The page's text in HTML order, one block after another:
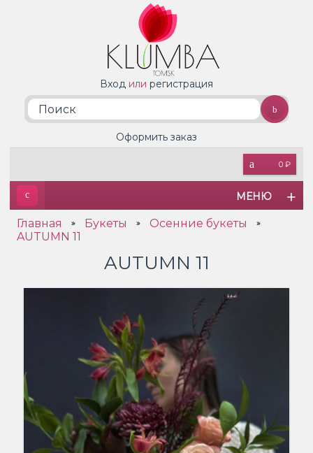
Вход или регистрация
0 ₽
Оформить заказ
МЕНЮ
Главная » Букеты » Осенние букеты »
AUTUMN 11
AUTUMN 11